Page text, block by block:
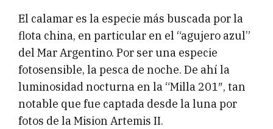
El calamar es la especie más buscada por la
flota china, en particular en el “agujero azul”
del Mar Argentino. Por ser una especie
fotosensible, la pesca de noche. De ahí la
luminosidad nocturna en la “Milla 201″, tan
notable que fue captada desde la luna por
fotos de la Mision Artemis II.